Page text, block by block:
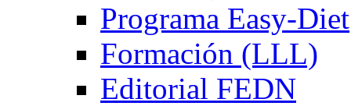
Programa Easy-Diet
Formación (LLL)
Editorial FEDN